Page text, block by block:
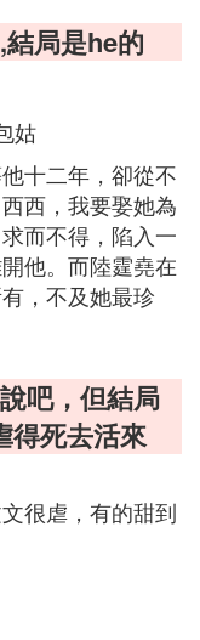
局是he的
姑
十二年，卻從不
西，我要娶她為
而不得，陷入一
他。而陸霆堯在
，不及她最珍
吧，但結局
得死去活來
很虐，有的甜到